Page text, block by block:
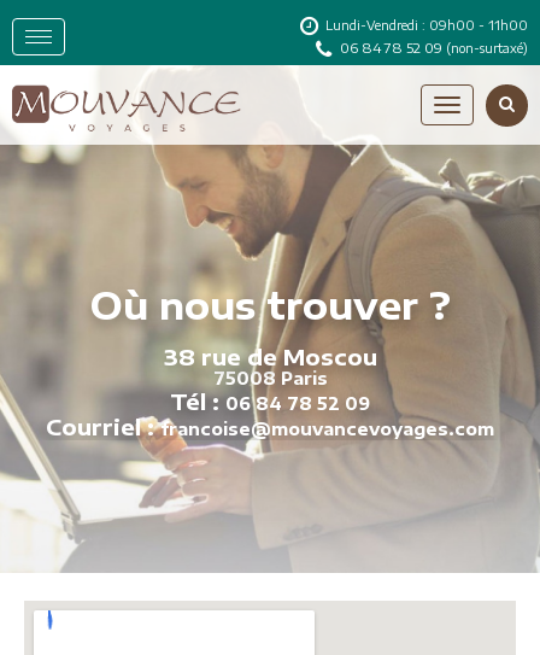
Lundi-Vendredi : 09h00 - 11h00
06 84 78 52 09 (non-surtaxé)
Où nous trouver ?
38 rue de Moscou
75008 Paris
Tél :06 84 78 52 09
Courriel :francoise@mouvancevoyages.com